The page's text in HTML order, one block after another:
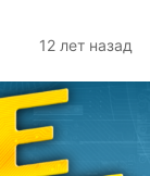
12 лет назад